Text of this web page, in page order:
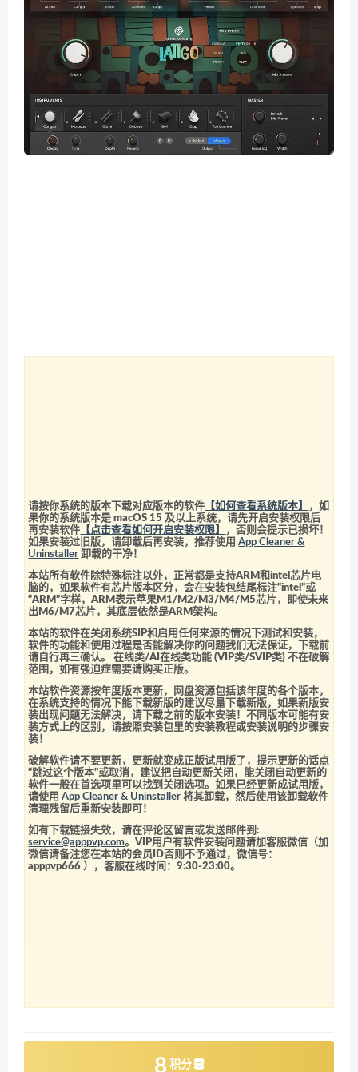
请按你系统的版本下载对应版本的软件 【如何查看系统版本】
，如
果你的系统版本是 macOS 15 及以上系统，请先开启安装权限后
再安装软件 【点击查看如何开启安装权限】
，否则会提示已损坏！
如果安装过旧版，请卸载后再安装，推荐使用App Cleaner &
Uninstaller 卸载的干净！
本站所有软件除特殊标注以外，正常都是支持ARM和intel芯片电
脑的，如果软件有芯片版本区分，会在安装包结尾标注“intel”或
“ARM”字样，ARM表示苹果M1/M2/M3/M4/M5芯片，即使未来
出M6/M7芯片，其底层依然是ARM架构。
本站的软件在关闭系统SIP和启用任何来源的情况下测试和安装，
软件的功能和使用过程是否能解决你的问题我们无法保证，下载前
请自行再三确认。 在线类/AI在线类功能 (VIP类/SVIP类) 不在破解
范围，如有强迫症需要请购买正版。
本站软件资源按年度版本更新，网盘资源包括该年度的各个版本，
在系统支持的情况下能下载新版的建议尽量下载新版，如果新版安
装出现问题无法解决，请下载之前的版本安装！不同版本可能有安
装方式上的区别，请按照安装包里的安装教程或安装说明的步骤安
装！
破解软件请不要更新，更新就变成正版试用版了，提示更新的话点
“跳过这个版本”或取消，建议把自动更新关闭，能关闭自动更新的
软件一般在首选项里可以找到关闭选项。如果已经更新成试用版，
请使用App Cleaner & Uninstaller 将其卸载，然后使用该卸载软件
清理残留后重新安装即可！
如有下载链接失效，请在评论区留言或发送邮件到:
service@apppvp.com。VIP用户有软件安装问题请加客服微信（加
微信请备注您在本站的会员ID否则不予通过，微信号：
apppvp666 ），客服在线时间：9:30-23:00。
8 积分